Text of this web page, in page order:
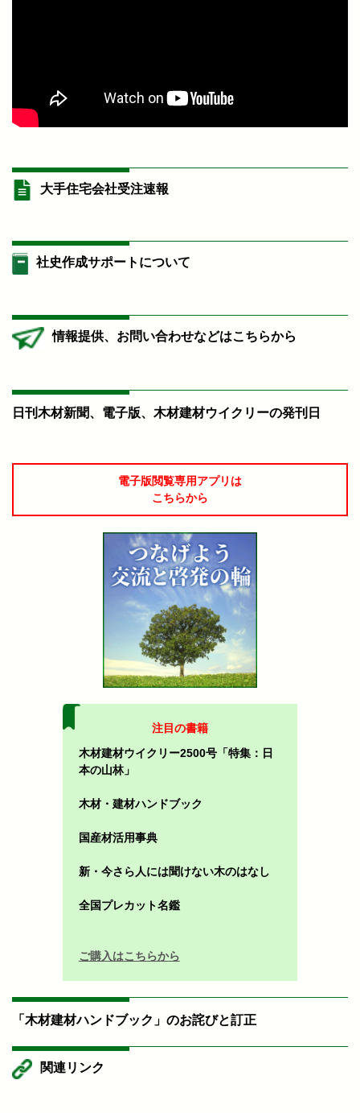
大手住宅会社受注速報
社史作成サポートについて
情報提供、お問い合わせなどはこちらから
日刊木材新聞、電子版、木材建材ウイクリーの発刊日
電子版閲覧専用アプリは
こちらから
注目の書籍
木材建材ウイクリー2500号「特集：日
本の山林」
木材・建材ハンドブック
国産材活用事典
新・今さら人には聞けない木のはなし
全国プレカット名鑑
ご購入はこちらから
「木材建材ハンドブック」のお詫びと訂正
関連リンク